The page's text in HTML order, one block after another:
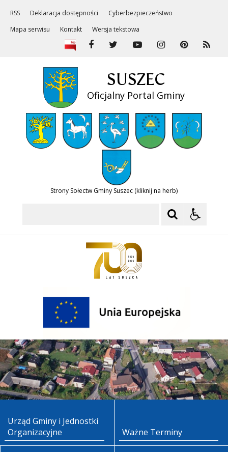
RSS Deklaracja dostępności
Cyberbezpieczeństwo
Mapa serwisu
Kontakt Wersja tekstowa
SUSZEC
Oficjalny Portal Gminy
Strony Sołectw Gminy Suszec (kliknij na herb)
Urząd Gminy i Jednostki
Organizacyjne
Ważne Terminy